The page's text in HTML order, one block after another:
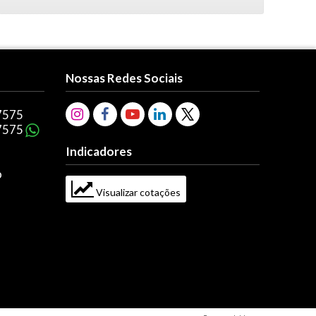
Nossas Redes Sociais
Indicadores
Visualizar cotações